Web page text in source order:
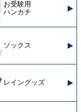
お受験用
ハンカチ
ソックス
レイングッズ